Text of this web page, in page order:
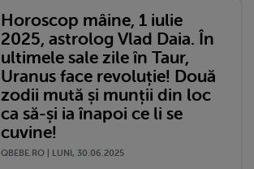
Horoscop mâine, 1 iulie
2025, astrolog Vlad Daia. În
ultimele sale zile în Taur,
Uranus face revoluție! Două
zodii mută și munții din loc
ca să-și ia înapoi ce li se
cuvine!
QBEBE.RO | LUNI, 30.06.2025